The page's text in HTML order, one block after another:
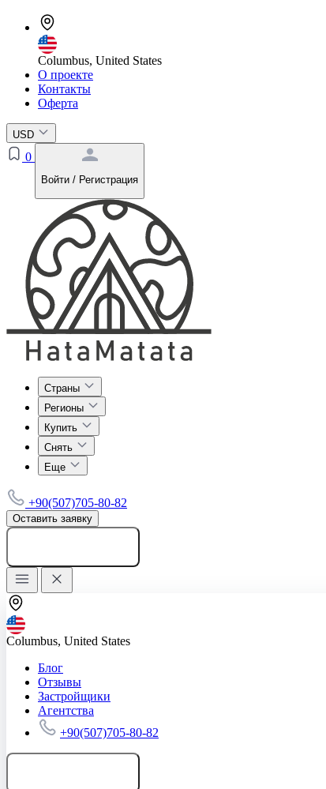
Columbus, United States
О проекте
Контакты
Оферта
USD
0
Войти / Регистрация
Страны
Регионы
Купить
Снять
Еще
+90(507)705-80-82
Оставить заявку
Columbus, United States
Блог
Отзывы
Застройщики
Агентства
+90(507)705-80-82